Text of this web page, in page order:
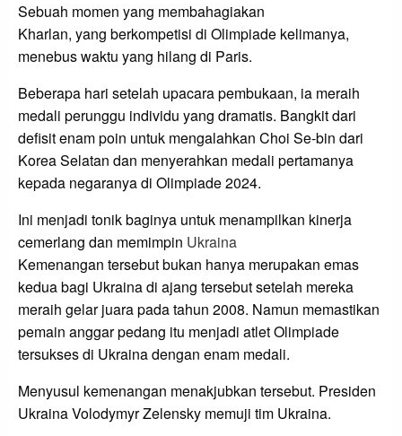
Sebuah momen yang membahagiakan
Kharlan, yang berkompetisi di Olimpiade kelimanya,
menebus waktu yang hilang di Paris.
Beberapa hari setelah upacara pembukaan, ia meraih
medali perunggu individu yang dramatis. Bangkit dari
defisit enam poin untuk mengalahkan Choi Se-bin dari
Korea Selatan dan menyerahkan medali pertamanya
kepada negaranya di Olimpiade 2024.
Ini menjadi tonik baginya untuk menampilkan kinerja
cemerlang dan memimpin Ukraina
Kemenangan tersebut bukan hanya merupakan emas
kedua bagi Ukraina di ajang tersebut setelah mereka
meraih gelar juara pada tahun 2008. Namun memastikan
pemain anggar pedang itu menjadi atlet Olimpiade
tersukses di Ukraina dengan enam medali.
Menyusul kemenangan menakjubkan tersebut. Presiden
Ukraina Volodymyr Zelensky memuji tim Ukraina.